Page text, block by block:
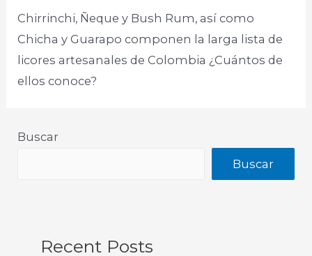
Chirrinchi, Ñeque y Bush Rum, así como
Chicha y Guarapo componen la larga lista de
licores artesanales de Colombia ¿Cuántos de
ellos conoce?
Buscar
Buscar
Recent Posts